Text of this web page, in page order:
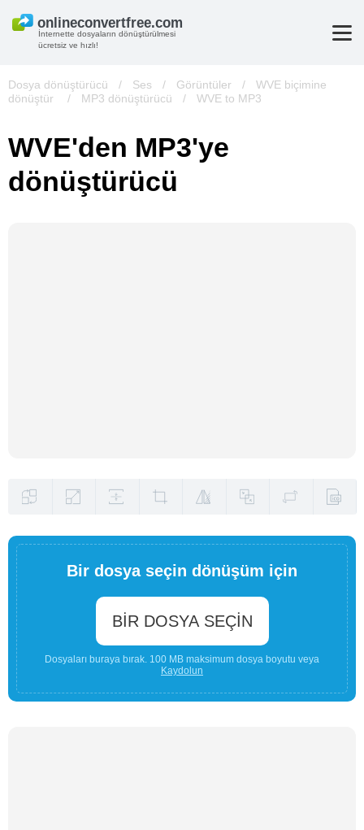
İnternette dosyaların dönüştürülmesi
ücretsiz ve hızlı!
Dosya dönüştürücü / Ses / Görüntüler /
WVE biçimine
dönüştür
/ MP3 dönüştürücü / WVE to MP3
WVE'den MP3'ye
dönüştürücü
Bir dosya seçin dönüşüm için
BIR DOSYA SEÇIN
Dosyaları buraya bırak. 100 MB maksimum dosya boyutu veya
Kaydolun